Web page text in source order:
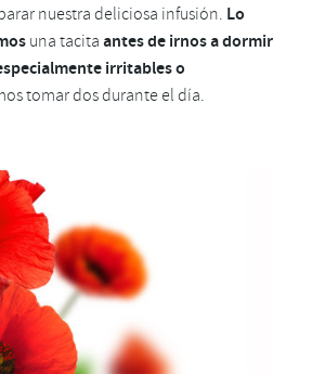
nuestra deliciosa infusión. Lo
una tacita antes de irnos a dormir
irritables o
tomar dos durante el día.